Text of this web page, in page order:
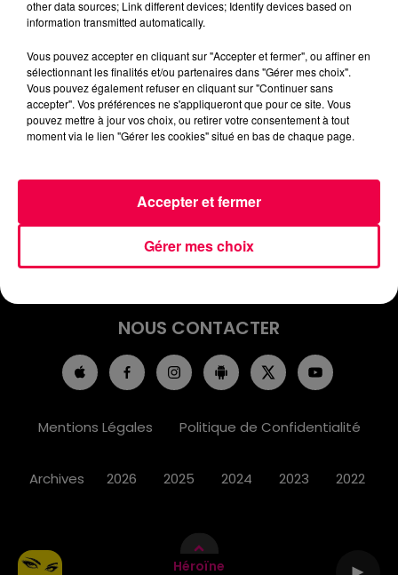
Héroïne
podcasts/2025/07/12.wav
INFOS
EMISSIONS
JEUX
PODCASTS
NOUS CONTACTER
Mentions Légales Politique de Confidentialité
Archives 2026 2025 2024 2023 2022
other data sources; Link different devices; Identify devices based on
information transmitted automatically.
Vous pouvez accepter en cliquant sur "Accepter et fermer", ou affiner en
sélectionnant les finalités et/ou partenaires dans "Gérer mes choix".
Vous pouvez également refuser en cliquant sur "Continuer sans
accepter". Vos préférences ne s'appliqueront que pour ce site. Vous
pouvez mettre à jour vos choix, ou retirer votre consentement à tout
moment via le lien "Gérer les cookies" situé en bas de chaque page.
Gérer mes choix
Accepter et fermer